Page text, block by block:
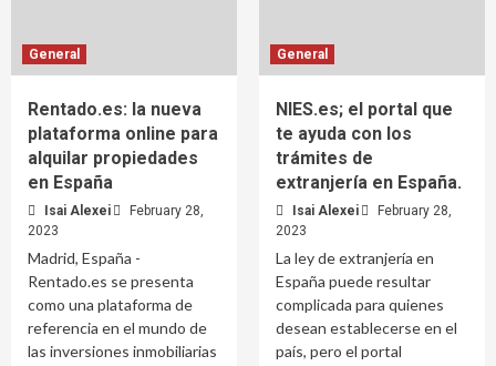
General
Rentado.es: la nueva
plataforma online para
alquilar propiedades
en España
Isai Alexei
February 28,
2023
Madrid, España -
Rentado.es se presenta
como una plataforma de
referencia en el mundo de
las inversiones inmobiliarias
General
NIES.es; el portal que
te ayuda con los
trámites de
extranjería en España.
Isai Alexei
February 28,
2023
La ley de extranjería en
España puede resultar
complicada para quienes
desean establecerse en el
país, pero el portal